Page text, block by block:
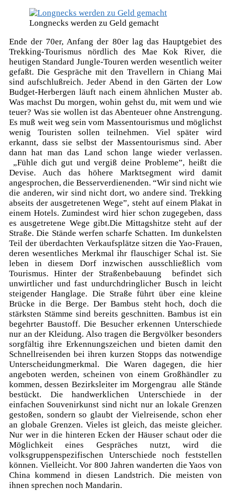
Longnecks werden zu Geld gemacht
Ende der 70er, Anfang der 80er lag das Hauptgebiet des
Trekking-Tourismus nördlich des Mae Kok River, die
heutigen Standard Jungle-Touren werden wesentlich weiter
gefaßt. Die Gespräche mit den Travellern in Chiang Mai
sind aufschlußreich. Jeder Abend in den Gärten der Low
Budget-Herbergen läuft nach einem ähnlichen Muster ab.
Was machst Du morgen, wohin gehst du, mit wem und wie
teuer? Was sie wollen ist das Abenteuer ohne Anstrengung.
Es muß weit weg sein vom Massentourismus und möglichst
wenig Touristen sollen teilnehmen. Viel später wird
erkannt, dass sie selbst der Massentourismus sind. Aber
dann hat man das Land schon lange wieder verlassen.
„Fühle dich gut und vergiß deine Probleme”, heißt die
Devise. Auch das höhere Marktsegment wird damit
angesprochen, die Besserverdienenden. “Wir sind nicht wie
die anderen, wir sind nicht dort, wo andere sind. Trekking
abseits der ausgetretenen Wege”, steht auf einem Plakat in
einem Hotels. Zumindest wird hier schon zugegeben, dass
es ausgetretene Wege gibt.Die Mittagshitze steht auf der
Straße. Die Stände werfen scharfe Schatten. Im dunkelsten
Teil der überdachten Verkaufsplätze sitzen die Yao-Frauen,
deren wesentliches Merkmal ihr flauschiger Schal ist. Sie
leben in diesem Dorf inzwischen ausschließlich vom
Tourismus. Hinter der Straßenbebauung befindet sich
unwirtlicher und fast undurchdringlicher Busch in leicht
steigender Hanglage. Die Straße führt über eine kleine
Brücke in die Berge. Der Bambus steht hoch, doch die
stärksten Stämme sind bereits geschnitten. Bambus ist ein
begehrter Baustoff. Die Besucher erkennen Unterschiede
nur an der Kleidung. Also tragen die Bergvölker besonders
sorgfältig ihre Erkennungszeichen und bieten damit den
Schnellreisenden bei ihren kurzen Stopps das notwendige
Unterscheidungmerkmal. Die Waren dagegen, die hier
angeboten werden, scheinen von einem Großhändler zu
kommen, dessen Bezirksleiter im Morgengrau alle Stände
bestückt. Die handwerklichen Unterschiede in der
einfachen Souvenirkunst sind nicht nur an lokale Grenzen
gestoßen, sondern so glaubt der Vielreisende, schon eher
an globale Grenzen. Vieles ist gleich, das meiste gleicher.
Nur wer in die hinteren Ecken der Häuser schaut oder die
Möglichkeit eines Gespräches nutzt, wird die
volksgruppenspezifischen Unterschiede noch feststellen
können. Vielleicht. Vor 800 Jahren wanderten die Yaos von
China kommend in diesen Landstrich. Die meisten von
ihnen sprechen noch Mandarin.